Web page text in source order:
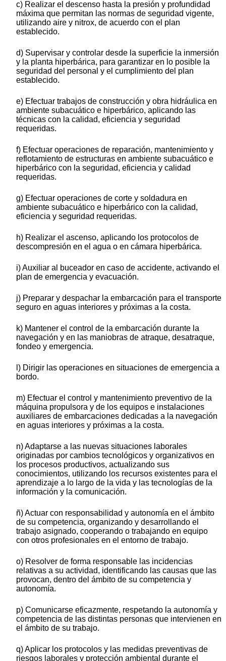
c) Realizar el descenso hasta la presión y profundidad
máxima que permitan las normas de seguridad vigente,
utilizando aire y nitrox, de acuerdo con el plan
establecido.
d) Supervisar y controlar desde la superficie la inmersión
y la planta hiperbárica, para garantizar en lo posible la
seguridad del personal y el cumplimiento del plan
establecido.
e) Efectuar trabajos de construcción y obra hidráulica en
ambiente subacuático e hiperbárico, aplicando las
técnicas con la calidad, eficiencia y seguridad
requeridas.
f) Efectuar operaciones de reparación, mantenimiento y
reflotamiento de estructuras en ambiente subacuático e
hiperbárico con la seguridad, eficiencia y calidad
requeridas.
g) Efectuar operaciones de corte y soldadura en
ambiente subacuático e hiperbárico con la calidad,
eficiencia y seguridad requeridas.
h) Realizar el ascenso, aplicando los protocolos de
descompresión en el agua o en cámara hiperbárica.
i) Auxiliar al buceador en caso de accidente, activando el
plan de emergencia y evacuación.
j) Preparar y despachar la embarcación para el transporte
seguro en aguas interiores y próximas a la costa.
k) Mantener el control de la embarcación durante la
navegación y en las maniobras de atraque, desatraque,
fondeo y emergencia.
l) Dirigir las operaciones en situaciones de emergencia a
bordo.
m) Efectuar el control y mantenimiento preventivo de la
máquina propulsora y de los equipos e instalaciones
auxiliares de embarcaciones dedicadas a la navegación
en aguas interiores y próximas a la costa.
n) Adaptarse a las nuevas situaciones laborales
originadas por cambios tecnológicos y organizativos en
los procesos productivos, actualizando sus
conocimientos, utilizando los recursos existentes para el
aprendizaje a lo largo de la vida y las tecnologías de la
información y la comunicación.
ñ) Actuar con responsabilidad y autonomía en el ámbito
de su competencia, organizando y desarrollando el
trabajo asignado, cooperando o trabajando en equipo
con otros profesionales en el entorno de trabajo.
o) Resolver de forma responsable las incidencias
relativas a su actividad, identificando las causas que las
provocan, dentro del ámbito de su competencia y
autonomía.
p) Comunicarse eficazmente, respetando la autonomía y
competencia de las distintas personas que intervienen en
el ámbito de su trabajo.
q) Aplicar los protocolos y las medidas preventivas de
riesgos laborales y protección ambiental durante el